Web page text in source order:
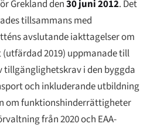
Grekland den30 juni 2012. Det
tillsammans med
avslutande iakttagelser om
2019) uppmanade till
i den byggda
och inkluderande utbildning
om funktionshinderrättigheter
från 2020 och EAA-